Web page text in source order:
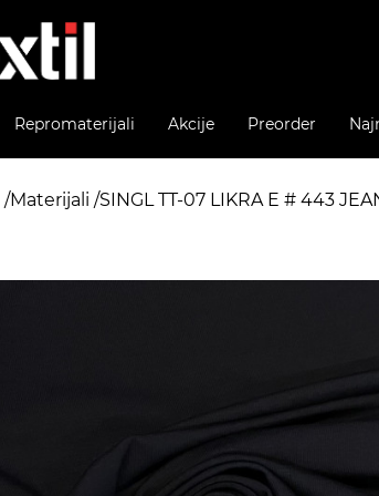
Repromaterijali Akcije Preorder
Materijali SINGL TT-07 LIKRA E # 443